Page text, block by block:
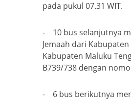
pada pukul 07.31 WIT.
- 10 bus selanjutnya
Jemaah dari
Kabupaten Maluku
B739/738 dengan
- 6 bus berikutnya